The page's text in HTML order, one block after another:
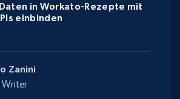
Zanini
Writer
in Workato-Rezepte mit
einbinden